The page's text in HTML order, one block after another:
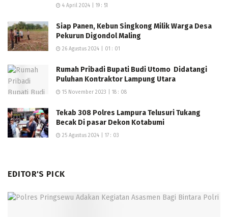
4 April 2024 | 19 : 51
Siap Panen, Kebun Singkong Milik Warga Desa
Pekurun Digondol Maling
26 Agustus 2024 | 01 : 01
Rumah Pribadi Bupati Budi Utomo Didatangi
Puluhan Kontraktor Lampung Utara
15 November 2023 | 18 : 08
Tekab 308 Polres Lampura Telusuri Tukang
Becak Di pasar Dekon Kotabumi
25 Agustus 2024 | 17 : 03
EDITOR'S PICK